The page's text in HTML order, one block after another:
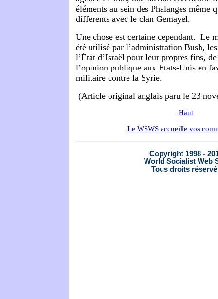
éléments au sein des Phalanges même
différents avec le clan Gemayel.
Une chose est certaine cependant. Le
été utilisé par l’administration Bush,
l’État d’Israël pour leur propres fins,
l’opinion publique aux Etats-Unis en
militaire contre la Syrie.
(Article original anglais paru le 23
Haut
Le WSWS accueille vos
Copyright 1998 -
World Socialist Web
Tous droits